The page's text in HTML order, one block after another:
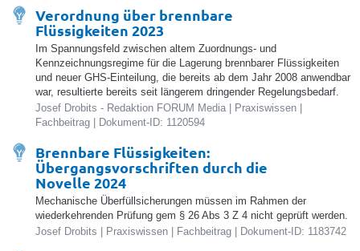
Verordnung über brennbare
Flüssigkeiten 2023
Im Spannungsfeld zwischen altem Zuordnungs- und
Kennzeichnungsregime für die Lagerung brennbarer Flüssigkeiten
und neuer GHS-Einteilung, die bereits ab dem Jahr 2008 anwendbar
war, resultierte bereits seit längerem dringender Regelungsbedarf.
Josef Drobits - Redaktion FORUM Media | Praxiswissen |
Fachbeitrag | Dokument-ID: 1120594
Brennbare Flüssigkeiten:
Übergangsvorschriften durch die
Novelle 2024
Mechanische Überfüllsicherungen müssen im Rahmen der
wiederkehrenden Prüfung gem § 26 Abs 3 Z 4 nicht geprüft werden.
Josef Drobits | Praxiswissen | Fachbeitrag | Dokument-ID: 1183742